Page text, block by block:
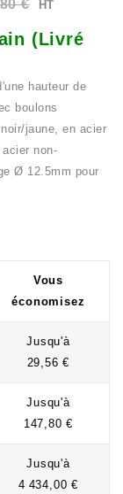
€ HT
(Livré
hauteur de
boulons
jaune, en acier
non-
Ø 12.5mm pour
Vous
économisez
Jusqu'à
29,56 €
Jusqu'à
147,80 €
Jusqu'à
4 434,00 €